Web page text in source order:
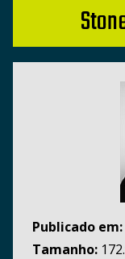
Publicado em:
Tamanho: